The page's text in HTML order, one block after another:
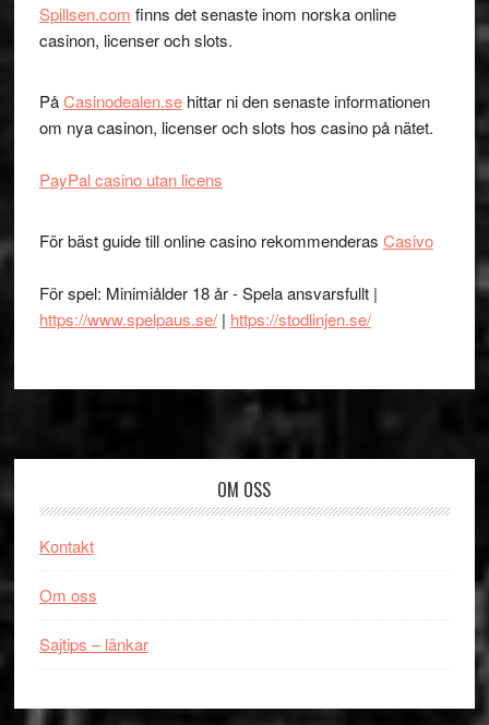
Spillsen.com finns det senaste inom norska online
casinon, licenser och slots.
PåCasinodealen.sehittar ni den senaste informationen
om nya casinon, licenser och slots hos casino på nätet.
PayPal casino utan licens
För bäst guide till online casino rekommenderas Casivo
För spel: Minimiålder 18 år - Spela ansvarsfullt |
https://www.spelpaus.se/| https://stodlinjen.se/
OM OSS
Kontakt
Om oss
Sajtips – länkar